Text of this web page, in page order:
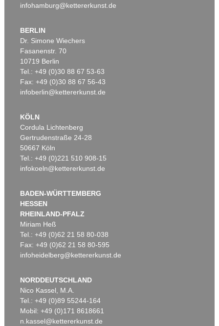
infohamburg@kettererkunst.de
BERLIN
Dr. Simone Wiechers
Fasanenstr. 70
10719 Berlin
Tel.: +49 (0)30 88 67 53-63
Fax: +49 (0)30 88 67 56-43
infoberlin@kettererkunst.de
KÖLN
Cordula Lichtenberg
Gertrudenstraße 24-28
50667 Köln
Tel.: +49 (0)221 510 908-15
infokoeln@kettererkunst.de
BADEN-WÜRTTEMBERG
HESSEN
RHEINLAND-PFALZ
Miriam Heß
Tel.: +49 (0)62 21 58 80-038
Fax: +49 (0)62 21 58 80-595
infoheidelberg@kettererkunst.de
NORDDEUTSCHLAND
Nico Kassel, M.A.
Tel.: +49 (0)89 55244-164
Mobil: +49 (0)171 8618661
n.kassel@kettererkunst.de